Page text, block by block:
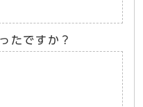
たですか？